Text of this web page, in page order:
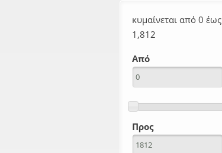
κυμαίνεται από 0 έως
1,812
Από
Προς